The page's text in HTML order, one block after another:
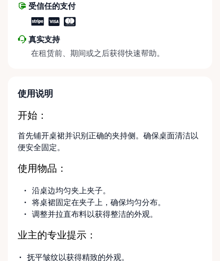
planning a small backyard get-together or a larger
special event, we’re here to help. We offer
convenient self-serve pickup and drop-off at our
Rent Anything Store Trading Post, making it easy
for DIY planners to stay on schedule and on budget.
Valley for added convenience. At Ottawa Valley Event
moments that bring people together. We focus on
friendly local service to help make your event run
smoothly from start to finish. If you can’t find
exactly what you’re looking for on our site, just
send us a message. We’re always happy to source
additional items or help you find the right solution
for your event. Local. Flexible. Reliable. That’s
Ottawa Valley Event Rentals — helping make special
moments even better across the Ottawa Valley.
受信任的支付
真实支持
在租赁前、期间或之后获得快速帮助。
使用说明
开始：
首先铺开桌裙并识别正确的夹持侧。确保桌面清洁以
便安全固定。
使用物品：
沿桌边均匀夹上夹子。
将桌裙固定在夹子上，确保均匀分布。
调整并拉直布料以获得整洁的外观。
业主的专业提示：
抚平皱纹以获得精致的外观。